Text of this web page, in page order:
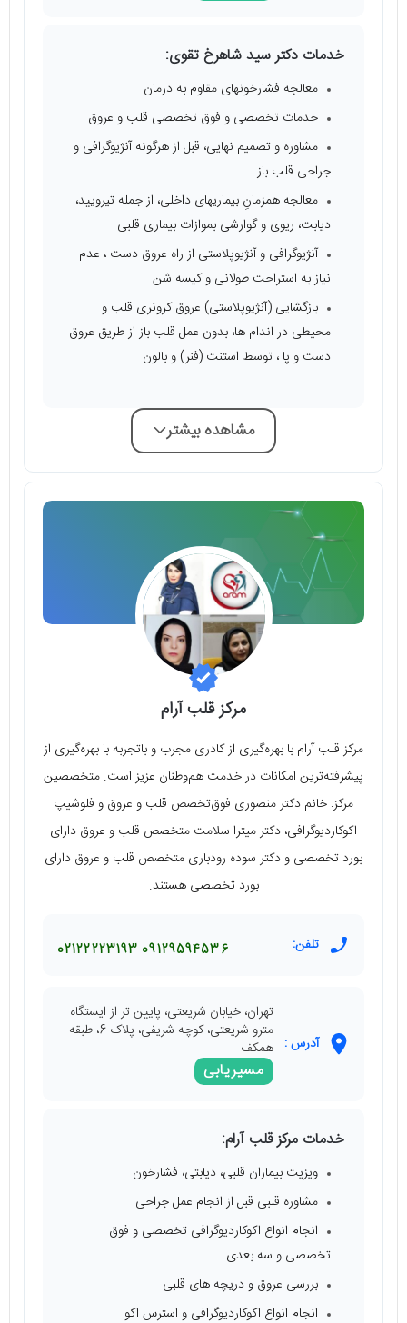
خدمات دکتر سید شاهرخ تقوی:
معالجه فشارخونهای مقاوم به درمان
خدمات تخصصی و فوق تخصصی قلب و عروق
مشاوره و تصمیم نهایی، قبل از هرگونه آنژیوگرافی و
جراحی قلب باز
معالجه همزمانِ بیماریهای داخلی، از جمله تیرویید،
دیابت، ریوی و گوارشی بموازات بیماری قلبی
آنژیوگرافی و آنژیوپلاستی از راه عروق دست ، عدم
نیاز به استراحت طولانی و کیسه شن
بازگشایی (آنژیوپلاستی) عروق کرونری قلب و
محیطی در اندام ها، بدون عمل قلب باز از طریق عروق
دست و پا ، توسط استنت (فنر) و بالون
مشاهده بیشتر
مرکز قلب آرام
مرکز قلب آرام با بهره‌گیری از کادری مجرب و باتجربه با بهره‌گیری از
پیشرفته‌ترین امکانات در خدمت هم‌وطنان عزیز است. متخصصین
مرکز: خانم دکتر منصوری فوق‌تخصص قلب و عروق و فلوشیپ
اکوکاردیوگرافی، دکتر میترا سلامت متخصص قلب و عروق دارای
بورد تخصصی و دکتر سوده رودباری متخصص قلب و عروق دارای
بورد تخصصی هستند.
تلفن: 09129594536
02122223193
آدرس :
تهران، خيابان شریعتی، پایین تر از ایستگاه
مترو شریعتی، کوچه شریفی، پلاک 6، طبقه
همکف
مسیریابی
خدمات مرکز قلب آرام:
ویزیت بیماران قلبی، دیابتی، فشارخون
مشاوره قلبی قبل از انجام عمل جراحی
انجام انواع اکوکاردیوگرافی تخصصی و فوق
تخصصی و سه بعدی
بررسی عروق و دریچه های قلبی
انجام انواع اکوکاردیوگرافی و استرس اکو